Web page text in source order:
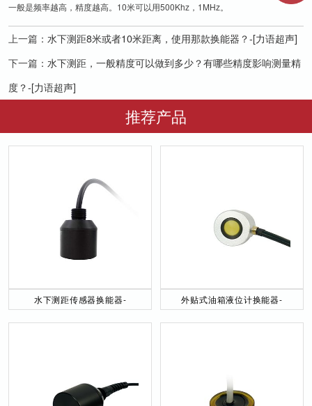
一般是频率越高，精度越高。10米可以用500Khz，1MHz。
上一篇： 水下测距8米或者10米距离，使用那款换能器？-[力语超声]
下一篇： 水下测距，一般精度可以做到多少？有哪些精度影响测量精
度？-[力语超声]
推荐产品
水下测距传感器换能器-
外贴式油箱液位计换能器-